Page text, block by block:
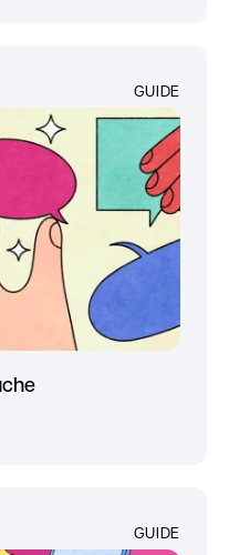
GUIDE
GUIDE